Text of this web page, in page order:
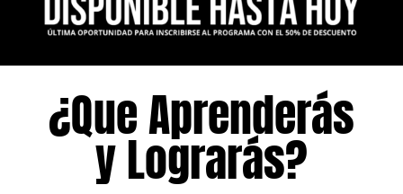
¿Que Aprenderás
y Lograrás?